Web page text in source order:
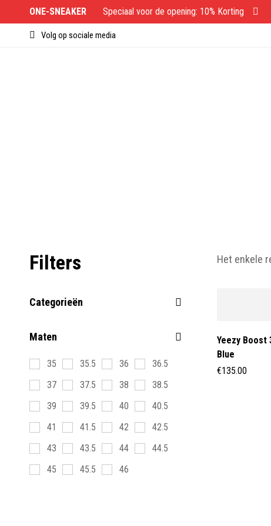
ONE-SNEAKER Speciaal voor de opening: 10% Korting
Volg op sociale media
Filters
Categorieën
Maten
35 35.5 36
36.5
37
37.5 38
38.5
39
39.5 40
40.5
41
41.5 42
42.5
43
43.5 44
44.5
45
45.5 46
Het enkele
Yeezy Boost
Blue
€135.00